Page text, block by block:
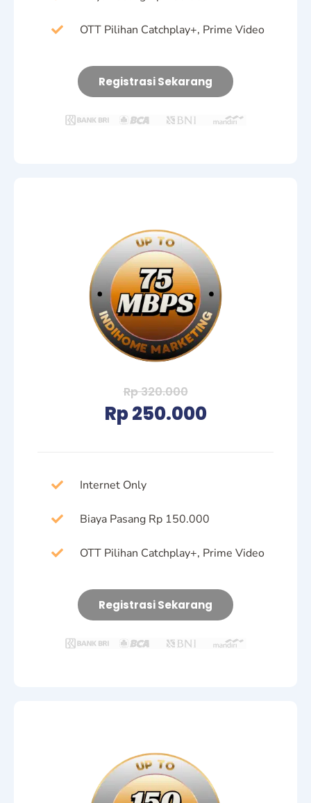
OTT Pilihan Catchplay+, Prime Video
Registrasi Sekarang
Rp 320.000
Rp 250.000
Internet Only
Biaya Pasang Rp 150.000
OTT Pilihan Catchplay+, Prime Video
Registrasi Sekarang